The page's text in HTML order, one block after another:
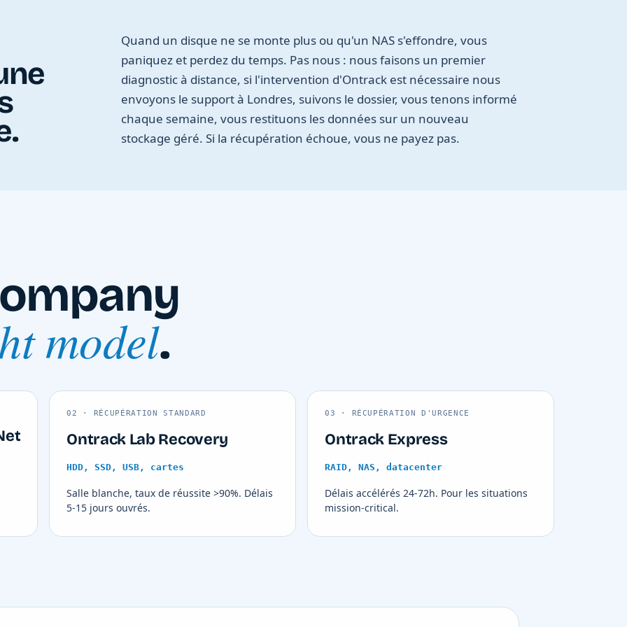
Quand un disque ne se monte plus ou qu'un NAS s'effondre, vous
paniquez et perdez du temps. Pas nous : nous faisons un premier
diagnostic à distance, si l'intervention d'Ontrack est nécessaire nous
envoyons le support à Londres, suivons le dossier, vous tenons informé
chaque semaine, vous restituons les données sur un nouveau
stockage géré. Si la récupération échoue, vous ne payez pas.
model.
02 · RÉCUPÉRATION STANDARD
Ontrack Lab Recovery
HDD, SSD, USB, cartes
Salle blanche, taux de réussite >90%. Délais
5-15 jours ouvrés.
03 · RÉCUPÉRATION D'URGENCE
Ontrack Express
RAID, NAS, datacenter
Délais accélérés 24-72h. Pour les situations
mission-critical.